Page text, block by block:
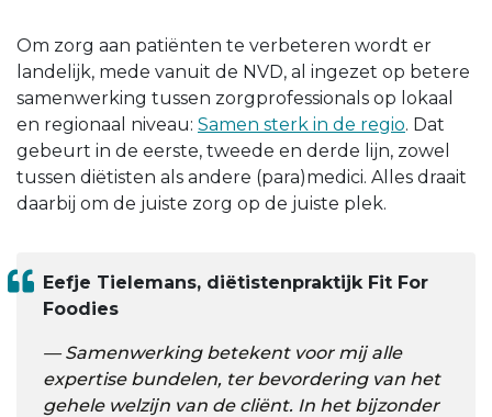
Om zorg aan patiënten te verbeteren wordt er
landelijk, mede vanuit de NVD, al ingezet op betere
samenwerking tussen zorgprofessionals op lokaal
en regionaal niveau: Samen sterk in de regio. Dat
gebeurt in de eerste, tweede en derde lijn, zowel
tussen diëtisten als andere (para)medici. Alles draait
daarbij om de juiste zorg op de juiste plek.
Eefje Tielemans, diëtistenpraktijk Fit For
Foodies
Samenwerking betekent voor mij alle
expertise bundelen, ter bevordering van het
gehele welzijn van de cliënt. In het bijzonder